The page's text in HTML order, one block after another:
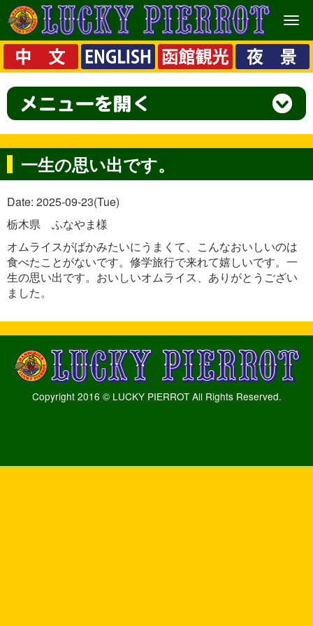
メ
ニ
ュ
ー
一生の思い出です。
Date: 2025-09-23(Tue)
栃木県 ふなやま様
オムライスがばかみたいにうまくて、こんなおいしいのは
食べたことがないです。修学旅行で来れて嬉しいです。一
生の思い出です。おいしいオムライス、ありがとうござい
ました。
Copyright 2016 © LUCKY PIERROT All Rights Reserved.